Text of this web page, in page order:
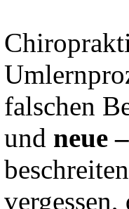
falschen
und neue